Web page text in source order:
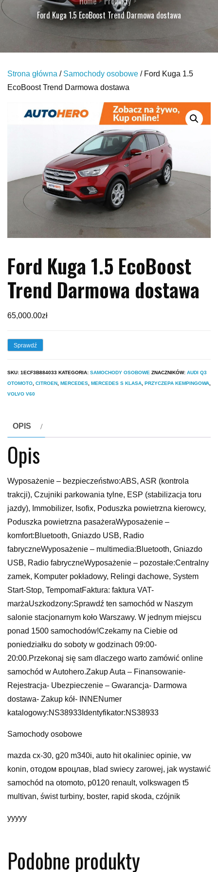
Ford Kuga 1.5 EcoBoost Trend Darmowa dostawa
Strona główna / Samochody osobowe / Ford Kuga 1.5
EcoBoost Trend Darmowa dostawa
Ford Kuga 1.5 EcoBoost
Trend Darmowa dostawa
65,000.00zł
Sprawdź
SKU: 1ECF3B884033 KATEGORIA: SAMOCHODY OSOBOWE ZNACZNIKÓW: AUDI Q3
OTOMOTO CITROEN MERCEDES MERCEDES S KLASA PRZYCZEPA KEMPINGOWA
VOLVO V60
OPIS
Opis
Wyposażenie – bezpieczeństwo:ABS, ASR (kontrola
trakcji), Czujniki parkowania tylne, ESP (stabilizacja toru
jazdy), Immobilizer, Isofix, Poduszka powietrzna kierowcy,
Poduszka powietrzna pasażeraWyposażenie –
komfort:Bluetooth, Gniazdo USB, Radio
fabryczneWyposażenie – multimedia:Bluetooth, Gniazdo
USB, Radio fabryczneWyposażenie – pozostałe:Centralny
zamek, Komputer pokładowy, Relingi dachowe, System
Start-Stop, TempomatFaktura: faktura VAT-
marżaUszkodzony:Sprawdź ten samochód w Naszym
salonie stacjonarnym koło Warszawy. W jednym miejscu
ponad 1500 samochodów!Czekamy na Ciebie od
poniedziałku do soboty w godzinach 09:00-
20:00.Przekonaj się sam dlaczego warto zamówić online
samochód w Autohero.Zakup Auta – Finansowanie-
Rejestracja- Ubezpieczenie – Gwarancja- Darmowa
dostawa- Zakup kół- INNENumer
katalogowy:NS38933Identyfikator:NS38933
Samochody osobowe
mazda cx-30, g20 m340i, auto hit okaliniec opinie, vw
konin, отодом вроцлав, blad swiecy zarowej, jak wystawić
samochód na otomoto, p0120 renault, volkswagen t5
multivan, świst turbiny, boster, rapid skoda, czójnik
yyyyy
Podobne produkty